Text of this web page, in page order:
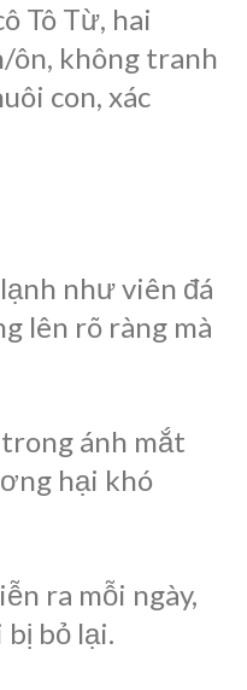
Tô Từ, hai
ôn, không tranh
con, xác
như viên đá
lên rõ ràng mà
ánh mắt
hại khó
ra mỗi ngày,
bỏ lại.